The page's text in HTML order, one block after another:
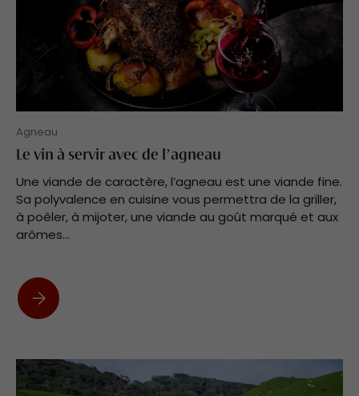
Agneau
Le vin à servir avec de l’agneau
Une viande de caractère, l’agneau est une viande fine.
Sa polyvalence en cuisine vous permettra de la griller,
à poêler, à mijoter, une viande au goût marqué et aux
arômes...
Le vin à servir avec de l’agneau